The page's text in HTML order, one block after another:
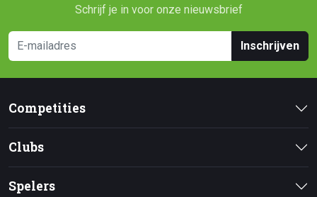
Schrijf je in voor onze nieuwsbrief
Inschrijven
Competities
Clubs
Spelers